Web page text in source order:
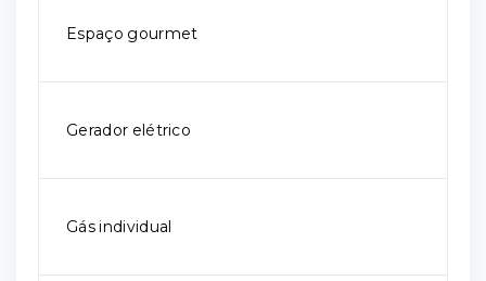
Espaço gourmet
Gerador elétrico
Gás individual